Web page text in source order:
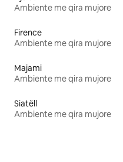
Ambiente me qira mujore
Firence
Ambiente me qira mujore
Majami
Ambiente me qira mujore
Siatëll
Ambiente me qira mujore